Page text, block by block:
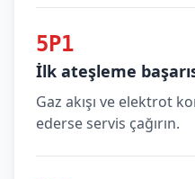
5P1
İlk ateşleme
Gaz akışı ve elektrot
ederse servis çağırın.